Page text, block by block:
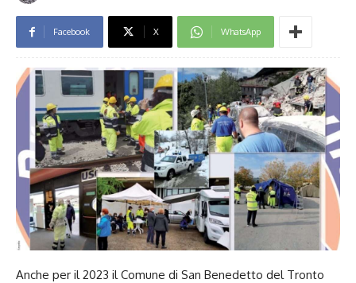
Facebook X WhatsApp
Anche per il 2023 il Comune di San Benedetto del Tronto